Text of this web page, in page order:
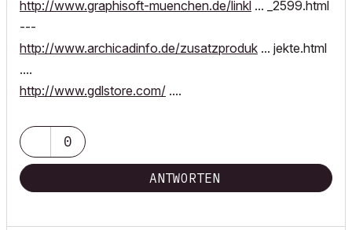
http://www.graphisoft-muenchen.de/linkl ... _2599.html
---
http://www.archicadinfo.de/zusatzproduk ... jekte.html
....
http://www.gdlstore.com/ ....
0
ANTWORTEN